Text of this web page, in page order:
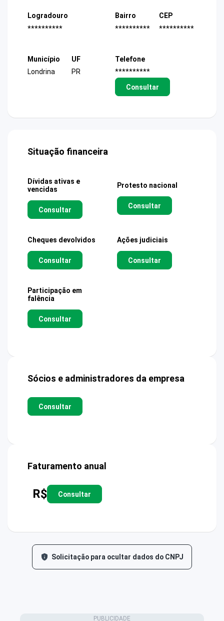
Logradouro
**********
Bairro
**********
CEP
**********
Município
Londrina
UF
PR
Telefone
**********
Consultar
Situação financeira
Dívidas ativas e
vencidas
Consultar
Protesto nacional
Consultar
Cheques devolvidos
Consultar
Ações judiciais
Consultar
Participação em
falência
Consultar
Sócios e administradores da empresa
Consultar
Faturamento anual
R$ Consultar
Solicitação para ocultar dados do CNPJ